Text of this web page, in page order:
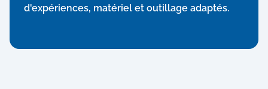
d'expériences, matériel et outillage adaptés.